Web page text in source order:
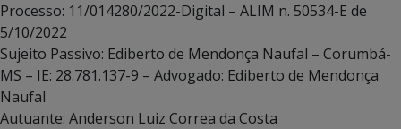
Processo: 11/014280/2022-Digital – ALIM n. 50534-E de
5/10/2022
Sujeito Passivo: Ediberto de Mendonça Naufal – Corumbá-
MS – IE: 28.781.137-9 – Advogado: Ediberto de Mendonça
Naufal
Autuante: Anderson Luiz Correa da Costa